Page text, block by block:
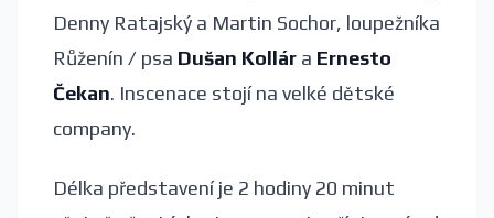
Denny Ratajský a Martin Sochor, loupežníka
Růženín / psa Dušan Kollár a Ernesto
Čekan. Inscenace stojí na velké dětské
company.
Délka představení je 2 hodiny 20 minut